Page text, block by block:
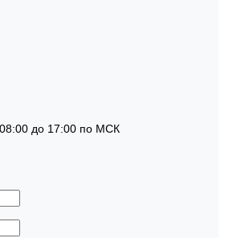
до 17:00 по МСК